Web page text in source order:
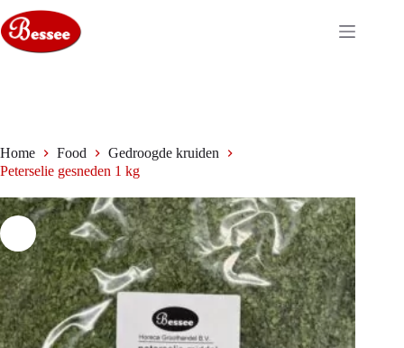
naar
de
inhoud
Home Food
Gedroogde kruiden
Peterselie gesneden 1 kg